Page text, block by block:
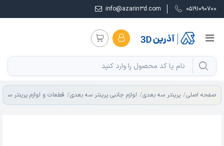
05191090700
info@azarin3d.com
صفحه اصلی پرینتر سه بعدی لوازم جانبی پرینتر سه بعدی قطعات و لوازم پرینتر سه